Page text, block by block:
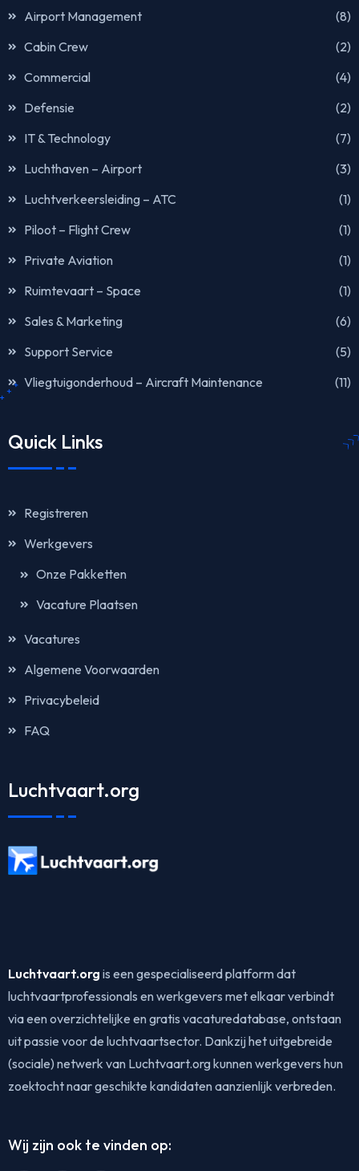
Airport Management
(8)
Cabin Crew
(2)
Commercial
(4)
Defensie
(2)
IT & Technology
(7)
Luchthaven – Airport
(3)
Luchtverkeersleiding – ATC
(1)
Piloot – Flight Crew
(1)
Private Aviation
(1)
Ruimtevaart – Space
(1)
Sales & Marketing
(6)
Support Service
(5)
Vliegtuigonderhoud – Aircraft Maintenance
(11)
Quick Links
Registreren
Werkgevers
Onze Pakketten
Vacature Plaatsen
Vacatures
Algemene Voorwaarden
Privacybeleid
FAQ
Luchtvaart.org
Luchtvaart.org is een gespecialiseerd platform dat
luchtvaartprofessionals en werkgevers met elkaar verbindt
via een overzichtelijke en gratis vacaturedatabase, ontstaan
uit passie voor de luchtvaartsector. Dankzij het uitgebreide
(sociale) netwerk van Luchtvaart.org kunnen werkgevers hun
zoektocht naar geschikte kandidaten aanzienlijk verbreden.
Wij zijn ook te vinden op: